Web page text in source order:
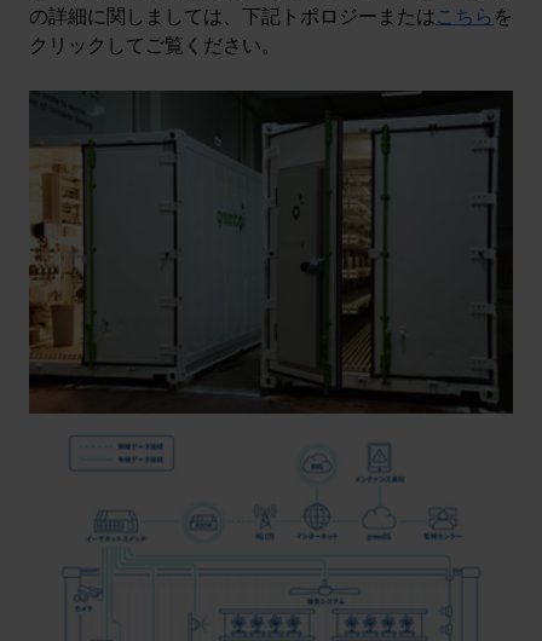
の詳細に関しましては、下記トポロジーまたは こちら を
クリックしてご覧ください。